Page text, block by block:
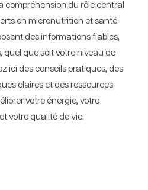
compréhension du rôle central
en micronutrition et santé
des informations fiables,
quel que soit votre niveau de
ici des conseils pratiques, des
claires et des ressources
votre énergie, votre
votre qualité de vie.